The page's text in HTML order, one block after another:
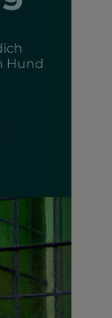
Hund